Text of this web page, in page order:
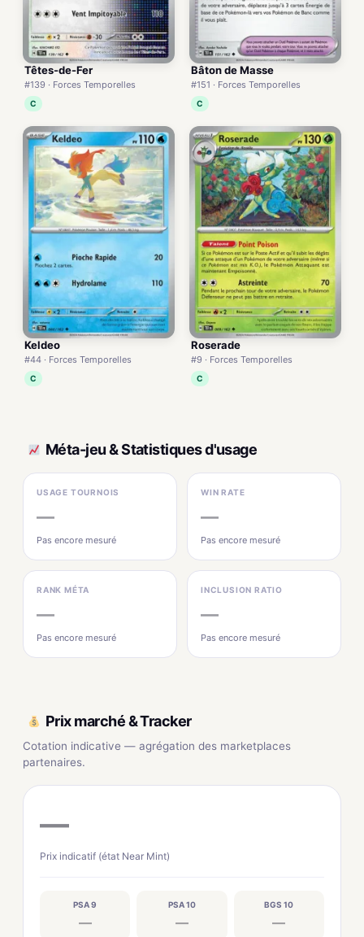
Têtes-de-Fer
#139 · Forces Temporelles
C
Bâton de Masse
#151 · Forces Temporelles
C
Keldeo
#44 · Forces Temporelles
C
Roserade
#9 · Forces Temporelles
C
Méta-jeu & Statistiques d'usage
USAGE TOURNOIS
—
Pas encore mesuré
WIN RATE
—
Pas encore mesuré
RANK MÉTA
—
Pas encore mesuré
INCLUSION RATIO
—
Pas encore mesuré
Prix marché & Tracker
Cotation indicative — agrégation des marketplaces
partenaires.
—
Prix indicatif (état Near Mint)
PSA 9
—
PSA 10
—
BGS 10
—